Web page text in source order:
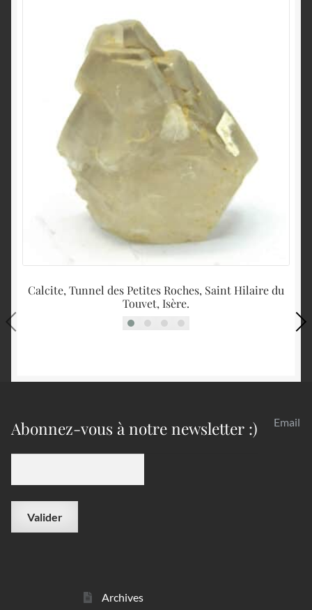
Calcite, Tunnel des Petites Roches, Saint Hilaire du
Touvet, Isère.
Abonnez-vous à notre newsletter :) Email
Archives